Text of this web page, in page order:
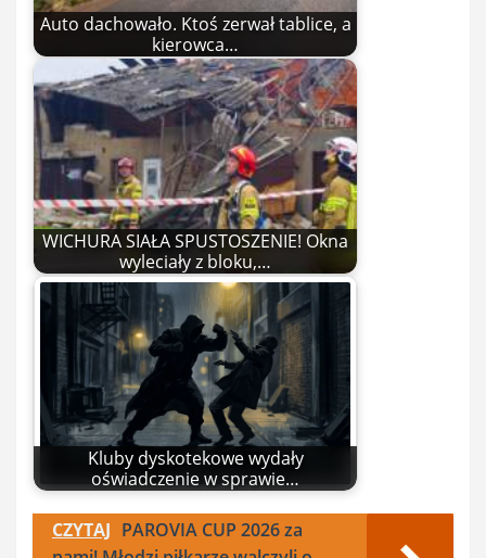
Auto dachowało. Ktoś zerwał tablice, a
kierowca…
WICHURA SIAŁA SPUSTOSZENIE! Okna
wyleciały z bloku,…
Kluby dyskotekowe wydały
oświadczenie w sprawie…
CZYTAJ PAROVIA CUP 2026 za